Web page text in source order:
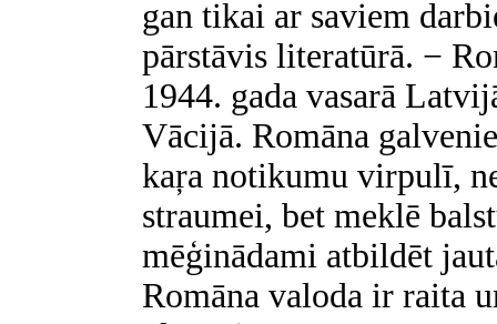
gan tikai ar saviem
pārstāvis literatūrā. −
1944. gada vasarā
Vācijā. Romāna
kaŗa notikumu virpulī,
straumei, bet meklē
mēģinādami atbildēt
Romāna valoda ir raita